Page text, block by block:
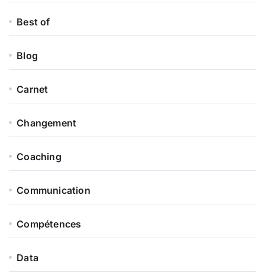
Best of
Blog
Carnet
Changement
Coaching
Communication
Compétences
Data